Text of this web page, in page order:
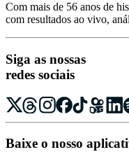
Com mais de 56 anos de
com resultados ao vivo,
Siga as nossas
redes sociais
Baixe o nosso